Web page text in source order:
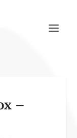
–